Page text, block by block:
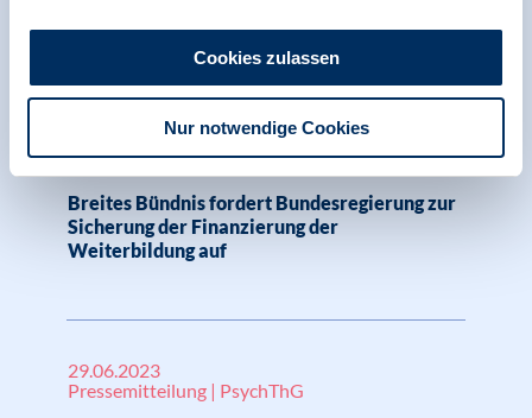
Cookies zulassen
Nur notwendige Cookies
Pressemitteilung | PsychThG
Breites Bündnis fordert Bundesregierung zur
Sicherung der Finanzierung der
Weiterbildung auf
29.06.2023
Pressemitteilung | PsychThG